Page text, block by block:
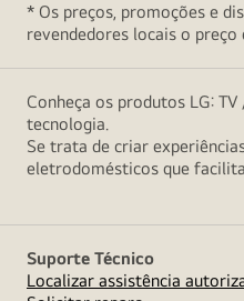
* Os preços, promoções e
revendedores locais o
Conheça os produtos LG:
tecnologia.
Se trata de criar
eletrodomésticos que
Suporte Técnico
Localizar assistência